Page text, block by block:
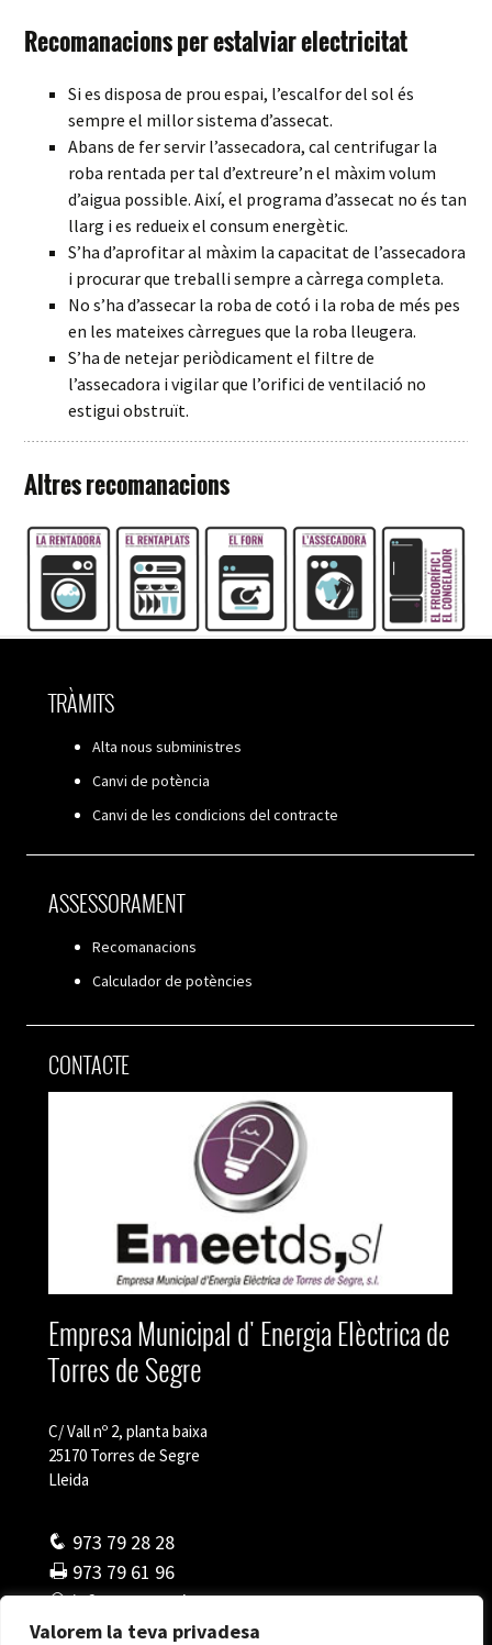
Valorem la teva privadesa
Recomanacions per estalviar electricitat
Si es disposa de prou espai, l’escalfor del sol és
sempre el millor sistema d’assecat.
Abans de fer servir l’assecadora, cal centrifugar la
roba rentada per tal d’extreure’n el màxim volum
d’aigua possible. Així, el programa d’assecat no és tan
llarg i es redueix el consum energètic.
S’ha d’aprofitar al màxim la capacitat de l’assecadora
i procurar que treballi sempre a càrrega completa.
No s’ha d’assecar la roba de cotó i la roba de més pes
en les mateixes càrregues que la roba lleugera.
S’ha de netejar periòdicament el filtre de
l’assecadora i vigilar que l’orifici de ventilació no
estigui obstruït.
Altres recomanacions
TRÀMITS
Alta nous subministres
Canvi de potència
Canvi de les condicions del contracte
ASSESSORAMENT
Recomanacions
Calculador de potències
CONTACTE
Empresa Municipal d' Energia Elèctrica de
Torres de Segre
C/ Vall nº 2, planta baixa
25170 Torres de Segre
Lleida
973 79 28 28
973 79 61 96
info@emeetds.cat